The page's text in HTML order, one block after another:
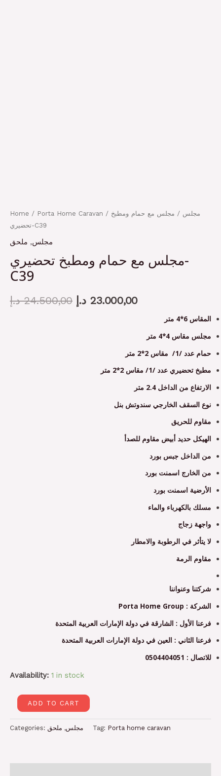
Home / Porta Home Caravan / مجلس / مجلس مع حمام ومطبخ
تحضيري-C39
مجلس, ملحق
مجلس مع حمام ومطبخ تحضيري-
C39
24.500,00 د.إ 23.000,00 د.إ
المقاس 6*4 متر
مجلس مقاس 4*4 متر
حمام عدد /1/ مقاس 2*2 متر
مطبخ تحضيري عدد /1/ مقاس 2*2 متر
الارتفاع من الداخل 2.4 متر
نوع السقف الخارجي سندوتش بنل
مقاوم للحريق
الهيكل حديد أبيض مقاوم للصدأ
من الداخل جبس بورد
من الخارج اسمنت بورد
الأرضية اسمنت بورد
مسلك بالكهرباء والماء
واجهة زجاج
لا يتأثر في الرطوبة والامطار
مقاوم الرمة
شركتنا وعنواننا
الشركة : Porta Home Group
فرعنا الأول : الشارقة في دولة الإمارات العربية المتحدة
فرعنا الثاني : العين في دولة الإمارات العربية المتحدة
للاتصال : 0504404051
Availability: 1 in stock
ADD TO CART
Categories: مجلس, ملحق Tag: Porta home caravan